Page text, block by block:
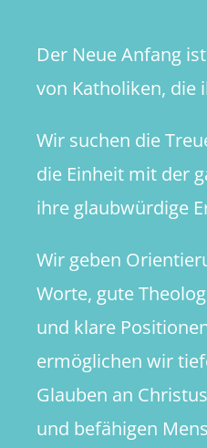
Der Neue Anfang
von Katholiken, die
Wir suchen die
die Einheit mit der
ihre glaubwürdige
Wir geben
Worte, gute
und klare
ermöglichen wir
Glauben an
und befähigen